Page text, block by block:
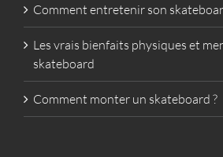
Comment entretenir son
Les vrais bienfaits physiques et
skateboard
Comment monter un skateboard ?